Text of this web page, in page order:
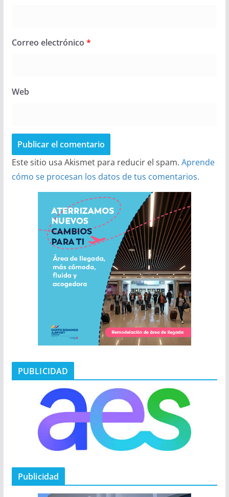
Correo electrónico *
Web
Este sitio usa Akismet para reducir el spam. Aprende
cómo se procesan los datos de tus comentarios.
PUBLICIDAD
Publicidad